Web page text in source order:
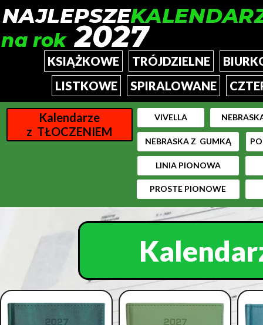
KSIĄŻKOWE
Z TŁOCZENIEM
TRÓJDZIELNE
PROSTY
STANDARD
STANDARD PLUS
MAXI
SMART
LISTKOWE SPIRALOWANE
LINIA PIONOWA
PROSTE PIONOWE
NEBRASKA Z GUMKĄ
VIVELLA
Kalendarze
z TŁOCZENIEM